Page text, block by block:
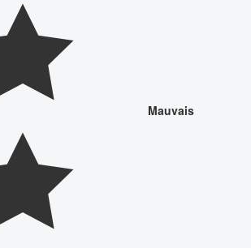
Mauvais